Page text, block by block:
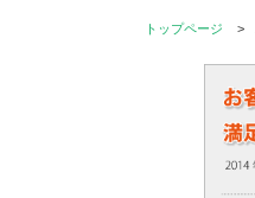
トップページ